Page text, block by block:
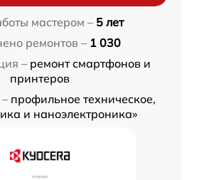
мастером – 5 лет
ремонтов – 1 030
– ремонт смартфонов и
принтеров
профильное техническое,
и наноэлектроника»